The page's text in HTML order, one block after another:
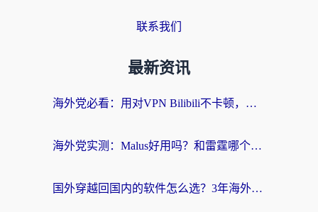
联系我们
最新资讯
海外党必看：用对VPN Bilibili不卡顿，英国玩国内游戏也丝滑——2026回国加速器选择指南
海外党实测：Malus好用吗？和雷霆哪个好？+ 3款热门加速器深度对比
国外穿越回国内的软件怎么选？3年海外党亲测实用指南，告别地域限制